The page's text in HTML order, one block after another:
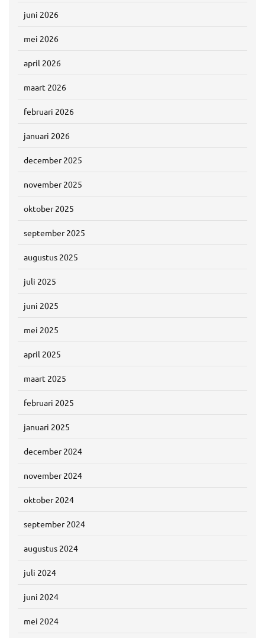
juni 2026
mei 2026
april 2026
maart 2026
februari 2026
januari 2026
december 2025
november 2025
oktober 2025
september 2025
augustus 2025
juli 2025
juni 2025
mei 2025
april 2025
maart 2025
februari 2025
januari 2025
december 2024
november 2024
oktober 2024
september 2024
augustus 2024
juli 2024
juni 2024
mei 2024